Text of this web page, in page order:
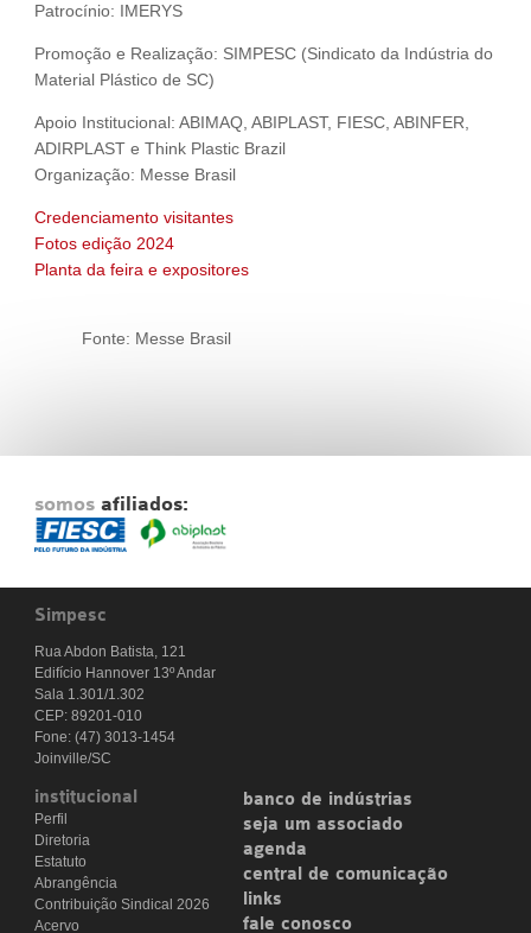
Patrocínio: IMERYS
Promoção e Realização: SIMPESC (Sindicato da Indústria do
Material Plástico de SC)
Apoio Institucional: ABIMAQ, ABIPLAST, FIESC, ABINFER,
ADIRPLAST e Think Plastic Brazil
Organização: Messe Brasil
Credenciamento visitantes
Fotos edição 2024
Planta da feira e expositores
Fonte: Messe Brasil
somos afiliados:
Simpesc
Rua Abdon Batista, 121
Edifício Hannover 13º Andar
Sala 1.301/1.302
CEP: 89201-010
Fone: (47) 3013-1454
Joinville/SC
institucional
Perfil
Diretoria
Estatuto
Abrangência
Contribuição Sindical 2026
Acervo
banco de indústrias
seja um associado
agenda
central de comunicação
links
fale conosco